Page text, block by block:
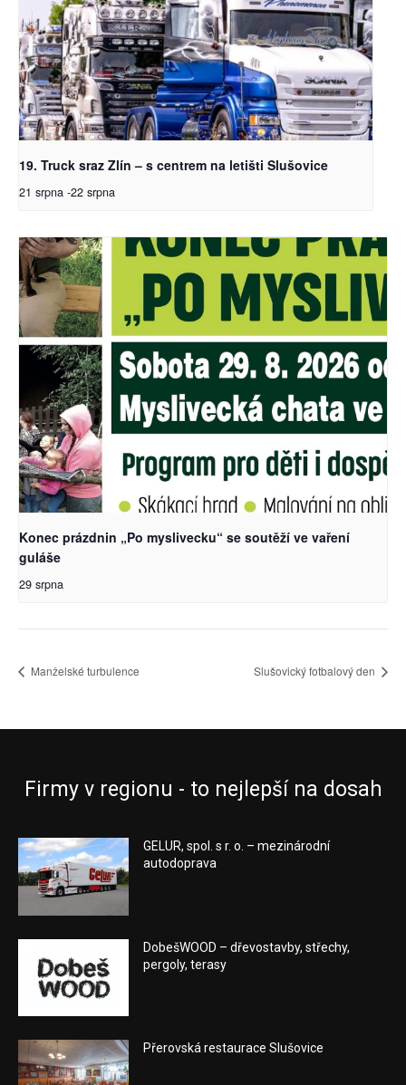
19. Truck sraz Zlín – s centrem na letišti Slušovice
21 srpna -22 srpna
Konec prázdnin „Po myslivecku“ se soutěží ve vaření
guláše
29 srpna
Manželské turbulence Slušovický fotbalový den
Firmy v regionu - to nejlepší na dosah
GELUR, spol. s r. o. – mezinárodní
autodoprava
DobešWOOD – dřevostavby, střechy,
pergoly, terasy
Přerovská restaurace Slušovice